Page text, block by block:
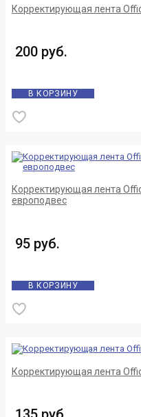
Корректирующая лента
200 руб.
В КОРЗИНУ
Корректирующая лента
европодвес
95 руб.
В КОРЗИНУ
Корректирующая лента